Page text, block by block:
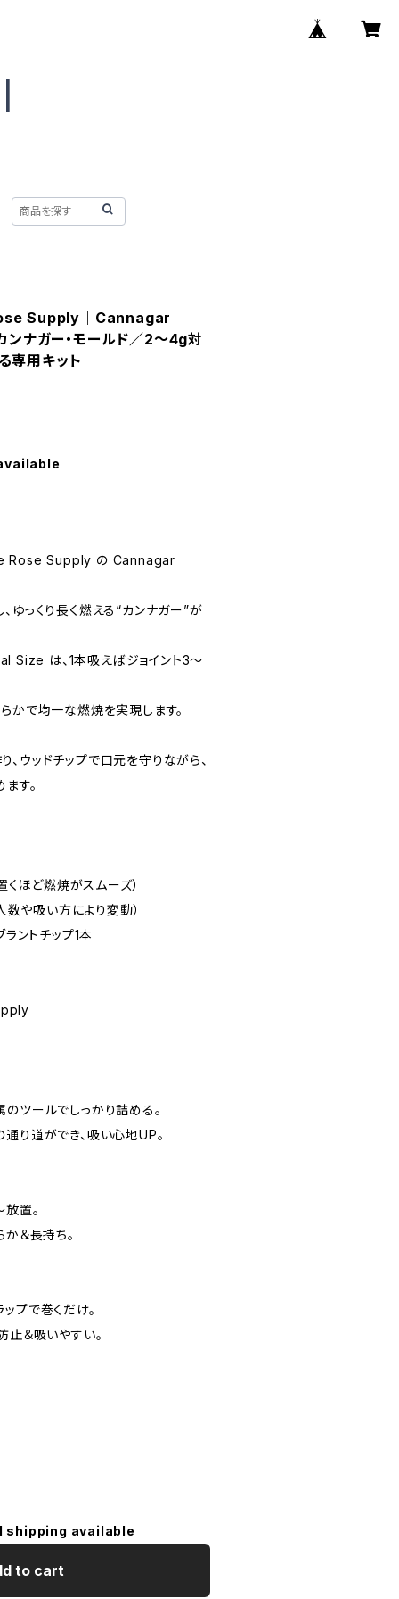
Supply｜Cannagar
ナガー・モールド／2〜4g対
専用キット
Rose Supply の Cannagar
ゆっくり長く燃える“カンナガー”が
は、1本吸えばジョイント3〜
かで均一な燃焼を実現します。
ウッドチップで口元を守りながら、
す。
くほど燃焼がスムーズ）
や吸い方により変動）
ントチップ1本
ツールでしっかり詰める。
り道ができ、吸い心地UP。
置。
＆長持ち。
プで巻くだけ。
＆吸いやすい。
shipping available
to cart